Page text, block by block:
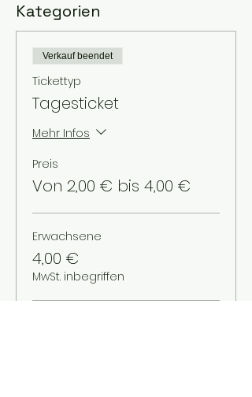
Kategorien
Verkauf beendet
Tickettyp
Tagesticket
Mehr Infos
Preis
Von 2,00 € bis 4,00 €
Erwachsene
4,00 €
MwSt. inbegriffen